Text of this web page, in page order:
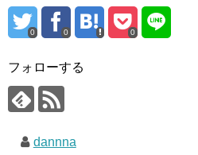
0 0 0
フォローする
dannna